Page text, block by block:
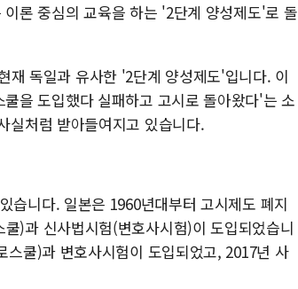
이론 중심의 교육을 하는 '2단계 양성제도'로 돌
재 독일과 유사한 '2단계 양성제도'입니다. 이
을 도입했다 실패하고 고시로 돌아왔다'는 소
실처럼 받아들여지고 있습니다.
습니다. 일본은 1960년대부터 고시제도 폐지
)과 신사법시험(변호사시험)이 도입되었습니
쿨)과 변호사시험이 도입되었고, 2017년 사